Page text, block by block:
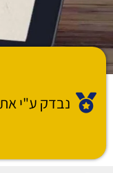
נבדק ע"י